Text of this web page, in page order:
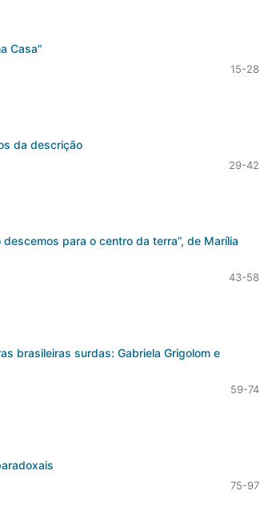
Casa"
15-28
da descrição
29-42
para o centro da terra”, de Marília
43-58
brasileiras surdas: Gabriela Grigolom e
59-74
75-97